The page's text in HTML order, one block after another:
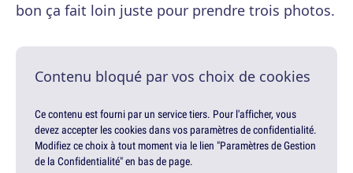
bon ça fait loin juste pour prendre trois photos.
Contenu bloqué par vos choix de cookies
Ce contenu est fourni par un service tiers. Pour l'afficher, vous
devez accepter les cookies dans vos paramètres de confidentialité.
Modifiez ce choix à tout moment via le lien "Paramètres de Gestion
de la Confidentialité" en bas de page.